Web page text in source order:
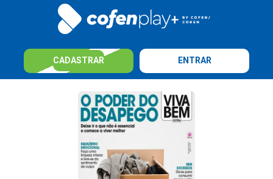
CADASTRAR ENTRAR